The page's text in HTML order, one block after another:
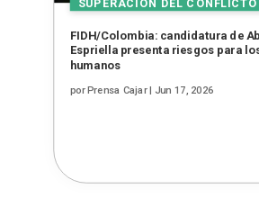
FIDH/Colombia: candidatura de
Espriella presenta riesgos para
humanos
por Prensa Cajar| Jun 17, 2026